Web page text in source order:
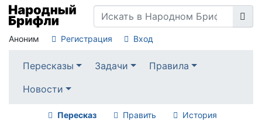
Аноним Регистрация Вход
Пересказы Задачи
Правила
Новости
Пересказ Править История